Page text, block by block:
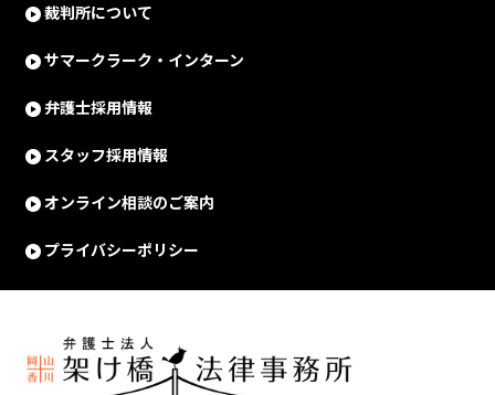
裁判所について
サマークラーク・インターン
弁護士採用情報
スタッフ採用情報
オンライン相談のご案内
プライバシーポリシー